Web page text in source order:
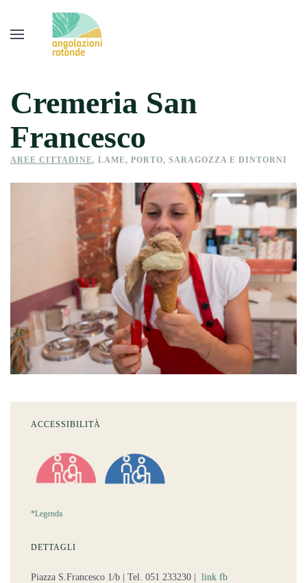
Cremeria San
Francesco
AREE CITTADINE, LAME, PORTO, SARAGOZZA E DINTORNI
ACCESSIBILITÀ
*Legenda
DETTAGLI
Piazza S.Francesco 1/b | Tel. 051 233230 | link fb